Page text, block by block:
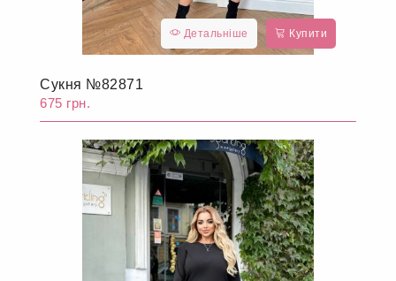
Детальніше Купити
Сукня №82871
675 грн.